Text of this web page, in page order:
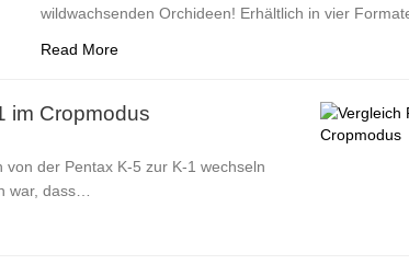
wildwachsenden Orchideen! Erhältlich in vier
Read More
im Cropmodus
der Pentax K-5 zur K-1 wechseln
war, dass…